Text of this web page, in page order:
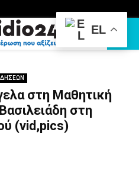
στη Μαθητική
στη
(vid,pics)
EL